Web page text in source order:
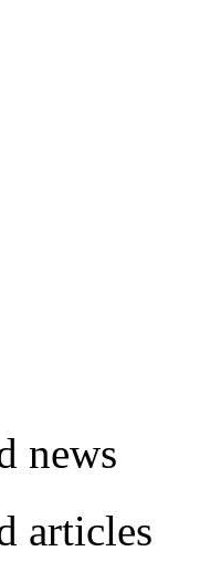
news
articles